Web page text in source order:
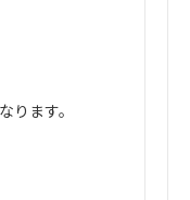
ます。